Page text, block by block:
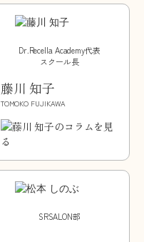
Dr.Recella Academy代表
スクール長
藤川 知子
TOMOKO FUJIKAWA
SRSALON部